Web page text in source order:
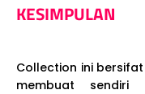
KESIMPULAN
Collection ini
membuat sendiri